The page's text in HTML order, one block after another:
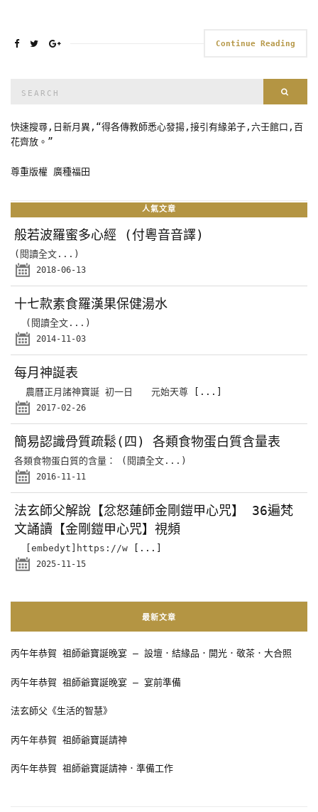
Continue Reading
快速搜尋,日新月異,“得各傳教師悉心發揚,接引有緣弟子,六壬館口,百
花齊放。”
尊重版權 廣種福田
人氣文章
般若波羅蜜多心經 (付粵音音譯)
(閱讀全文...)
2018-06-13
十七款素食羅漢果保健湯水
(閱讀全文...)
2014-11-03
每月神誕表
農曆正月諸神寶誕 初一日 元始天尊 [...]
2017-02-26
簡易認識骨質疏鬆(四) 各類食物蛋白質含量表
各類食物蛋白質的含量： (閱讀全文...)
2016-11-11
法玄師父解說【忿怒蓮師金剛鎧甲心咒】 36遍梵
文誦讀【金剛鎧甲心咒】視頻
[embedyt]https://w [...]
2025-11-15
最新文章
丙午年恭賀 祖師爺寶誕晚宴 – 設壇．結緣品．開光．敬茶．大合照
丙午年恭賀 祖師爺寶誕晚宴 – 宴前準備
法玄師父《生活的智慧》
丙午年恭賀 祖師爺寶誕請神
丙午年恭賀 祖師爺寶誕請神．準備工作